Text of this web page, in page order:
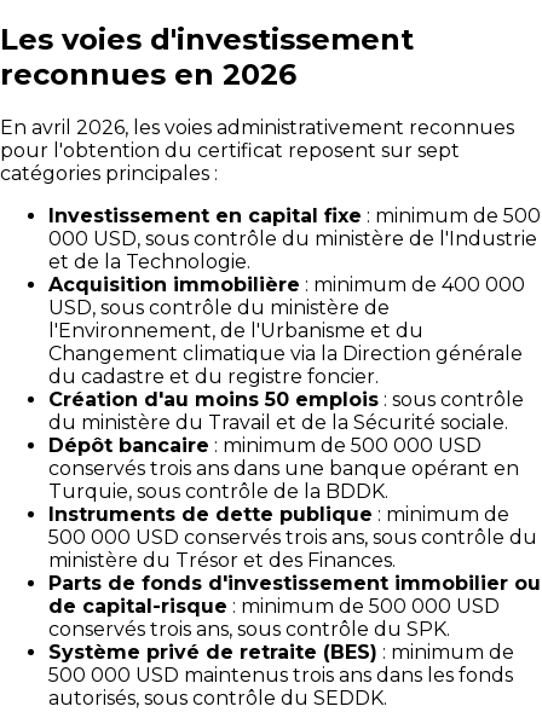
Les voies d'investissement
reconnues en 2026
En avril 2026, les voies administrativement reconnues
pour l'obtention du certificat reposent sur sept
catégories principales :
Investissement en capital fixe : minimum de 500
000 USD, sous contrôle du ministère de l'Industrie
et de la Technologie.
Acquisition immobilière : minimum de 400 000
USD, sous contrôle du ministère de
l'Environnement, de l'Urbanisme et du
Changement climatique via la Direction générale
du cadastre et du registre foncier.
Création d'au moins 50 emplois : sous contrôle
du ministère du Travail et de la Sécurité sociale.
Dépôt bancaire : minimum de 500 000 USD
conservés trois ans dans une banque opérant en
Turquie, sous contrôle de la BDDK.
Instruments de dette publique : minimum de
500 000 USD conservés trois ans, sous contrôle du
ministère du Trésor et des Finances.
Parts de fonds d'investissement immobilier ou
de capital-risque : minimum de 500 000 USD
conservés trois ans, sous contrôle du SPK.
Système privé de retraite (BES) : minimum de
500 000 USD maintenus trois ans dans les fonds
autorisés, sous contrôle du SEDDK.